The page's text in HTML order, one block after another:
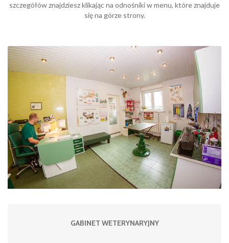
szczegółów znajdziesz klikając na odnośniki w menu, które znajduje
się na górze strony.
GABINET WETERYNARYJNY